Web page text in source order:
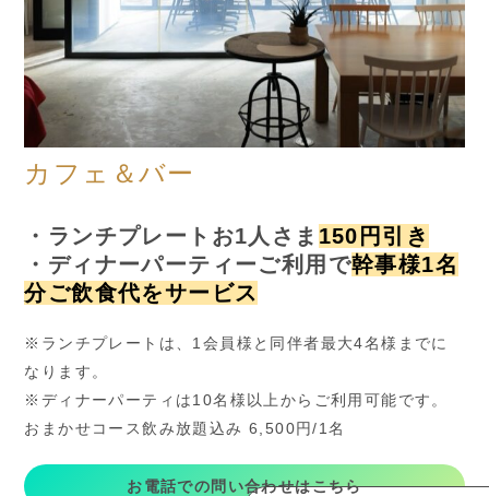
カフェ＆バー
・ランチプレートお1人さま 150円引き
・ディナーパーティーご利用で幹事様1名
分ご飲食代をサービス
※ランチプレートは、1会員様と同伴者最大4名様までに
なります。
※ディナーパーティは10名様以上からご利用可能です。
おまかせコース飲み放題込み 6,500円/1名
お電話での問い合わせはこちら